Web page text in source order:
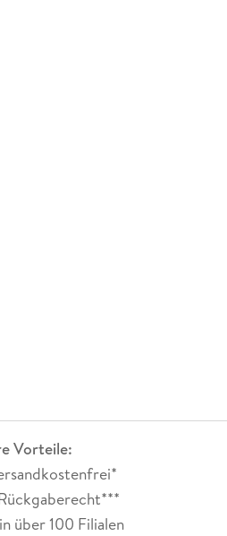
. 124
. 128
Vorteile:
über 100 Filialen